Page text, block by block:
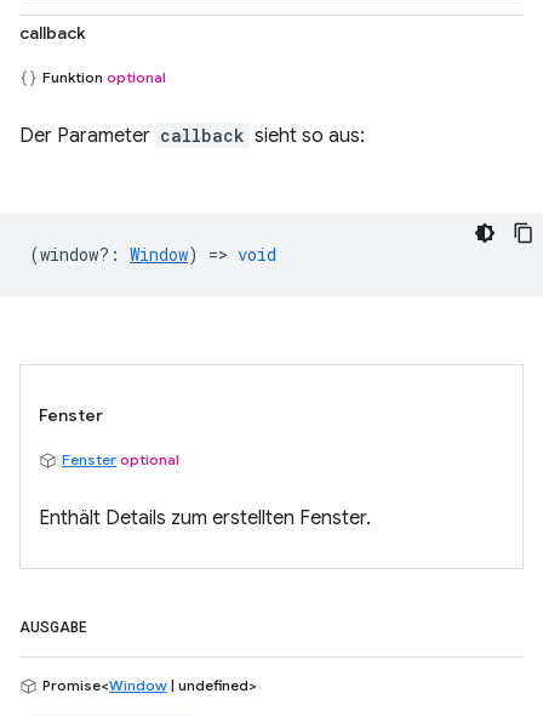
callback
Funktion optional
Der Parameter callback sieht so aus:
(window? : Window) => void
Fenster
Fenster optional
Enthält Details zum erstellten Fenster.
AUSGABE
Promise<Window | undefined>